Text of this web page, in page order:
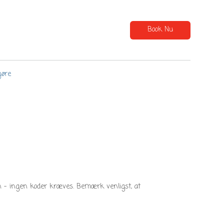
Book Nu
– ingen koder kræves. Bemærk venligst, at